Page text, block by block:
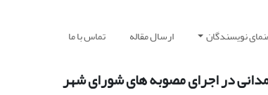
نویسندگان ارسال مقاله تماس با ما
در اجرای مصوبه های شورای شهر